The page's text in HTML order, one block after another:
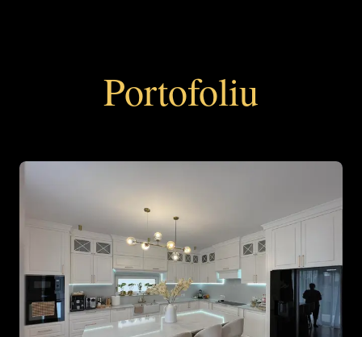
Portofoliu